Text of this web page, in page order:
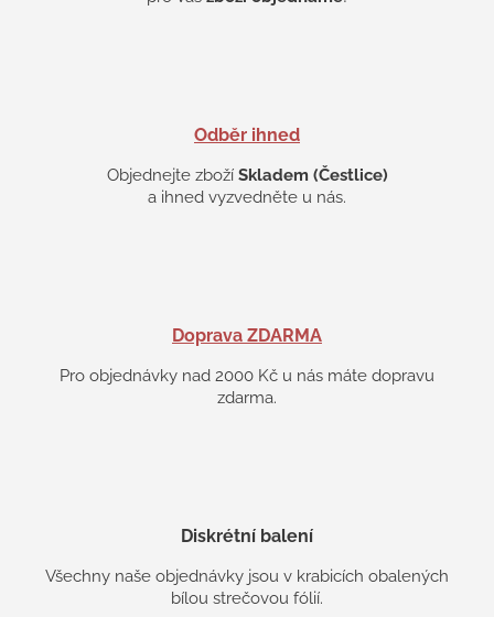
Odběr ihned
Objednejte zboží Skladem (Čestlice)
a ihned vyzvedněte u nás.
Doprava ZDARMA
Pro objednávky nad 2000 Kč u nás máte dopravu
zdarma.
Diskrétní balení
Všechny naše objednávky jsou v krabicích obalených
bílou strečovou fólií.